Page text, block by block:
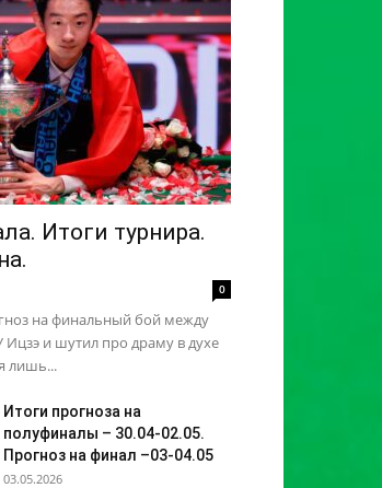
Итоги турнира.
0
на финальный бой между
и шутил про драму в духе
лишь...
Итоги прогноза на
полуфиналы – 30.04-02.05.
Прогноз на финал –03-04.05
03.05.2026